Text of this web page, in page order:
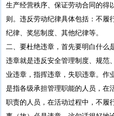
生产经营秩序、保证劳动合同的得
则。违反劳动纪律具体包括：不履
纪律、奖惩制度、其他纪律等。
二、要杜绝违章，首先要明白什么
违章就是违反安全管理制度、规范
业违章，指挥违章，失职违章。作
是指各级承担管理职能的人员，在
职责的人员，在活动过程中，不履